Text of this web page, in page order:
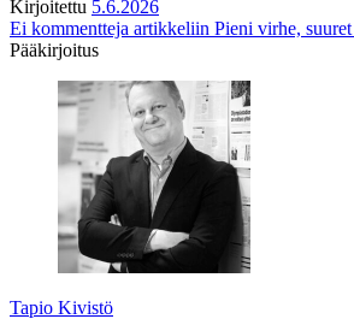
Kirjoitettu 5.6.2026
Ei kommentteja artikkeliin Pieni virhe,
Pääkirjoitus
Tapio Kivistö